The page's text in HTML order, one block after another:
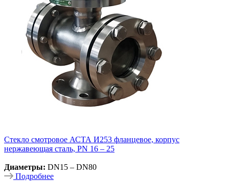
Стекло смотровое АСТА И253 фланцевое, корпус
нержавеющая сталь, PN 16 – 25
Диаметры: DN15 – DN80
Подробнее